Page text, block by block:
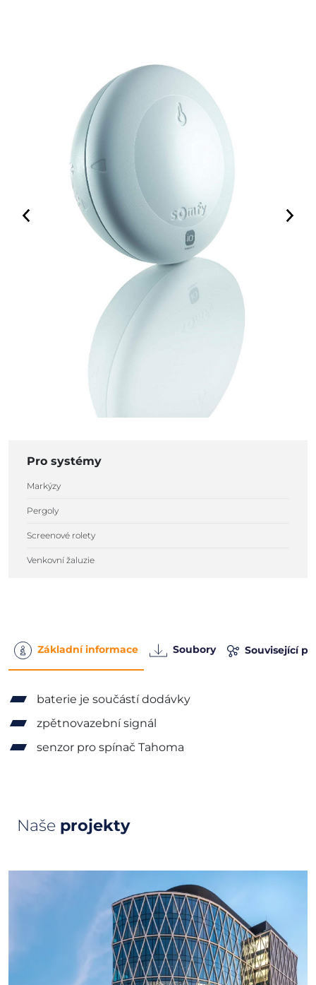
Pro systémy
Markýzy
Pergoly
Screenové rolety
Venkovní žaluzie
Základní informace Soubory Související
baterie je součástí dodávky
zpětnovazební signál
senzor pro spínač Tahoma
Naše projekty